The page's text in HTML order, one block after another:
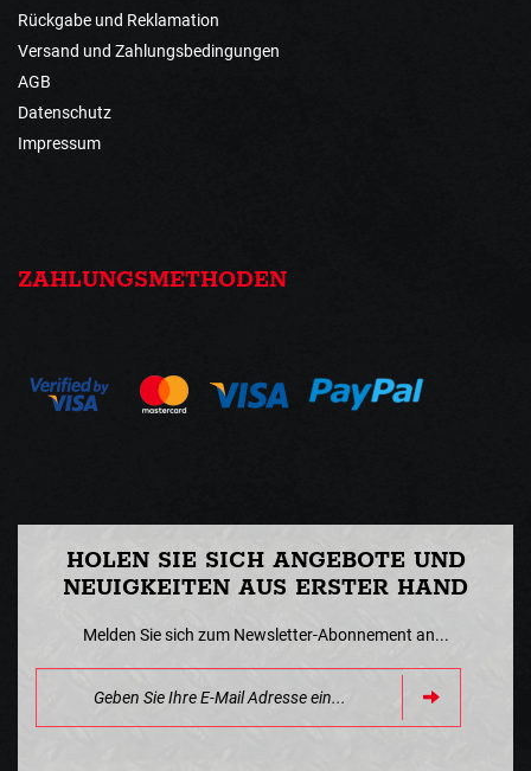
Rückgabe und Reklamation
Versand und Zahlungsbedingungen
AGB
Datenschutz
Impressum
ZAHLUNGSMETHODEN
HOLEN SIE SICH ANGEBOTE UND
NEUIGKEITEN AUS ERSTER HAND
Melden Sie sich zum Newsletter-Abonnement an...